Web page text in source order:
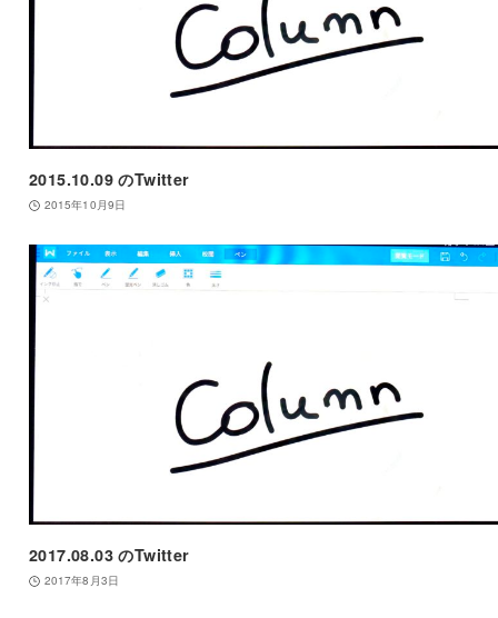
2015.10.09 のTwitter
2015年10月9日
2017.08.03 のTwitter
2017年8月3日